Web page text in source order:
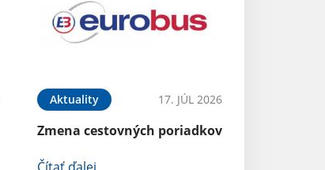
Aktuality 17. JÚL 2026
Zmena cestovných poriadkov